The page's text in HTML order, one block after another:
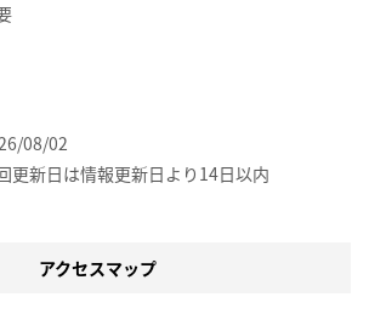
08/02
更新日は情報更新日より14日以内
アクセスマップ